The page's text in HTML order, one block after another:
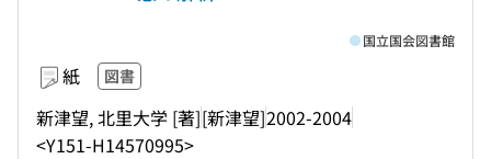
紙 図書
新津望, 北里大学 [著][新津望]2002-2004
<Y151-H14570995>
国立国会図書館